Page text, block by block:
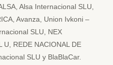
Alsa Internacional SLU,
Avanza, Union Ivkoni –
SLU, NEX
U, REDE NACIONAL DE
SLU y BlaBlaCar.